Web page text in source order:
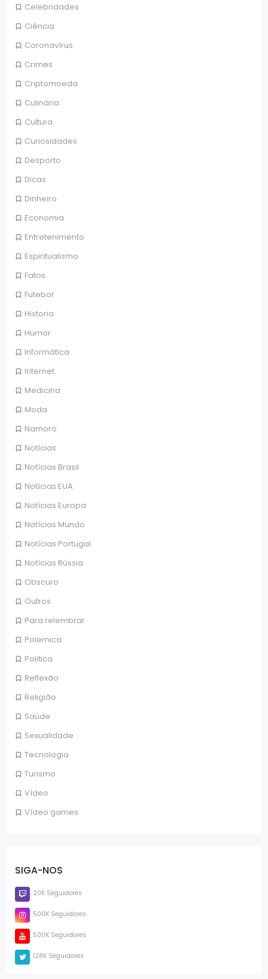
Celebridades
Ciência
Coronavírus
Crimes
Criptomoeda
Culinária
Cultura
Curiosidades
Desporto
Dicas
Dinheiro
Economia
Entretenimento
Espiritualismo
Fatos
Futebol
Historia
Humor
Informática
Internet
Medicina
Moda
Namoro
Notícias
Notícias Brasil
Notícias EUA
Notícias Europa
Notícias Mundo
Notícias Portugal
Notícias Rússia
Obscuro
Outros
Para relembrar
Polemica
Politica
Reflexão
Religião
Saúde
Sexualidade
Tecnologia
Turismo
Vídeo
Vídeo games
SIGA-NOS
20K Seguidores
500K Seguidores
500K Seguidores
128K Seguidores